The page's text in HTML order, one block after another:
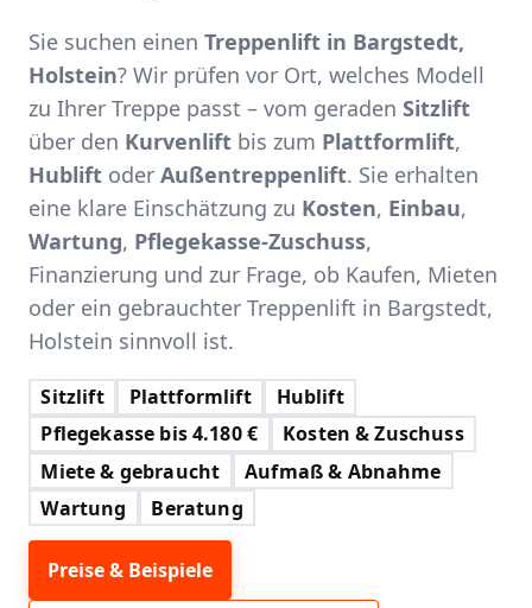
Sie suchen einen Treppenlift in Bargstedt,
Holstein? Wir prüfen vor Ort, welches Modell
zu Ihrer Treppe passt – vom geraden Sitzlift
über den Kurvenlift bis zum Plattformlift,
Hublift oder Außentreppenlift. Sie erhalten
eine klare Einschätzung zu Kosten, Einbau,
Wartung, Pflegekasse-Zuschuss,
Finanzierung und zur Frage, ob Kaufen, Mieten
oder ein gebrauchter Treppenlift in Bargstedt,
Holstein sinnvoll ist.
Sitzlift Plattformlift
Hublift
Pflegekasse bis 4.180 €
Kosten & Zuschuss
Miete & gebraucht
Aufmaß & Abnahme
Wartung
Beratung
Preise & Beispiele